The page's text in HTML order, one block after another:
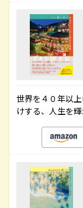
世界を４０年以
けする、人生を